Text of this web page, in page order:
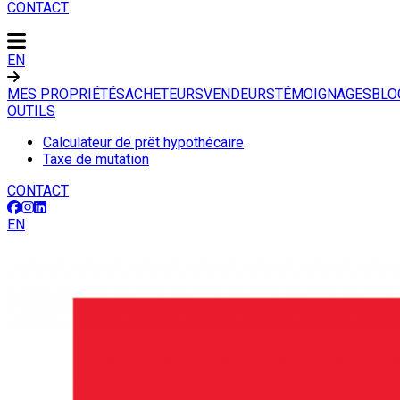
CONTACT
EN
MES PROPRIÉTÉSACHETEURSVENDEURSTÉMOIGNAGES
OUTILS
Calculateur de prêt hypothécaire
Taxe de mutation
CONTACT
EN